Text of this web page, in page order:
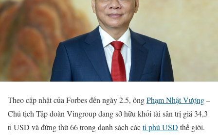
Theo cập nhật của Forbes đến ngày 2.5, ôngPhạm Nhật Vượng–
Chủ tịch Tập đoàn Vingroup đang sở hữu khối tài sản trị giá 34,3
tỉ USD và đứng thứ 66 trong danh sách cáctỉ phú USD thế giới.